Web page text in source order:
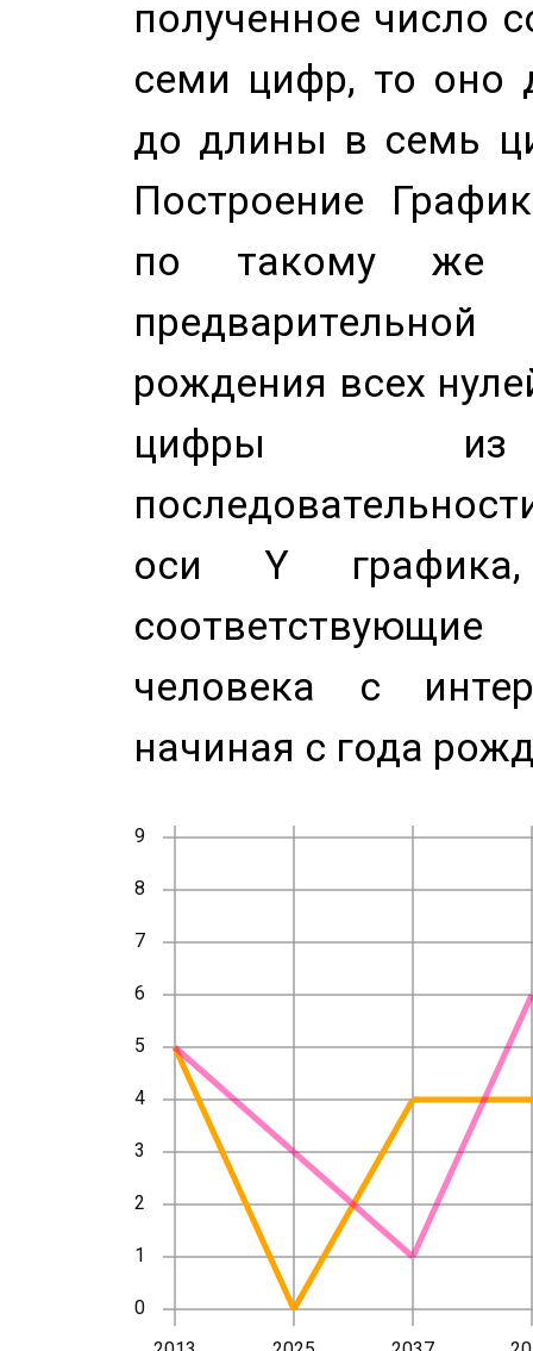
полученное число
семи цифр, то оно
до длины в семь
Построение
по такому же
рождения всех
цифры из
оси Y
человека с
начиная с года